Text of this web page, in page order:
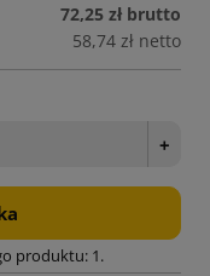
72,25 zł brutto
58,74 zł netto
+
produktu: 1.